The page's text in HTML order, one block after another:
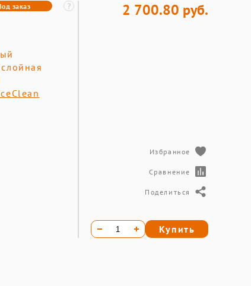
заказ 2 700.80 руб.
Избранное
Сравнение
Поделиться
Купить